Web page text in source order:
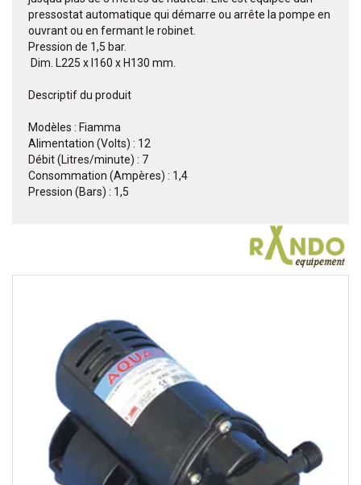
pressostat automatique qui démarre ou arrête la pompe en
ouvrant ou en fermant le robinet.
Pression de 1,5 bar.
 Dim. L225 x l160 x H130 mm.
Descriptif du produit
Modèles : Fiamma
Alimentation (Volts) : 12
Débit (Litres/minute) : 7
Consommation (Ampères) : 1,4
Pression (Bars) : 1,5